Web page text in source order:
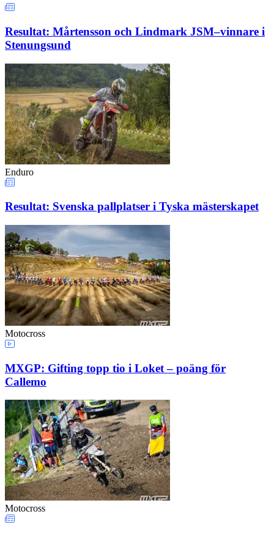
Resultat: Mårtensson och Lindmark JSM–vinnare i
Stenungsund
Enduro
Resultat: Svenska pallplatser i Tyska mästerskapet
Motocross
MXGP: Gifting topp tio i Loket – poäng för
Callemo
Motocross